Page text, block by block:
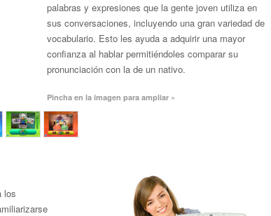
palabras y expresiones que la gente joven utiliza en
sus conversaciones, incluyendo una gran variedad de
vocabulario. Esto les ayuda a adquirir una mayor
confianza al hablar permitiéndoles comparar su
pronunciación con la de un nativo.
Pincha en la imagen para ampliar »
los